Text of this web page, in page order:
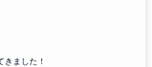
ました！